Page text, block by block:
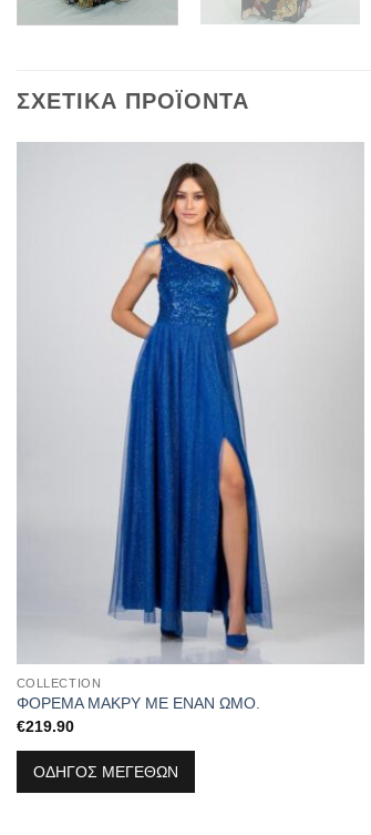
ΣΧΕΤΙΚΆ ΠΡΟΪΌΝΤΑ
COLLECTION
ΦΟΡΕΜΑ ΜΑΚΡΥ ΜΕ ΕΝΑΝ ΩΜΟ.
€219.90
ΟΔΗΓΟΣ ΜΕΓΕΘΩΝ